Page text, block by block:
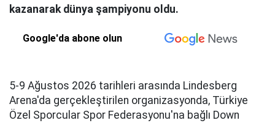
kazanarak dünya şampiyonu oldu.
Google'da abone olun
5-9 Ağustos 2026 tarihleri arasında Lindesberg
Arena'da gerçekleştirilen organizasyonda, Türkiye
Özel Sporcular Spor Federasyonu'na bağlı Down